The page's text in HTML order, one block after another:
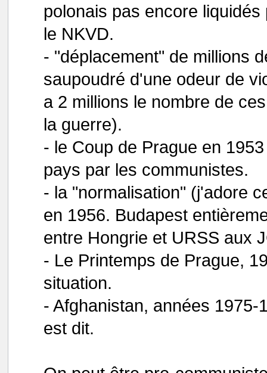
polonais pas encore
le NKVD.
- "déplacement" de millions
saupoudré d'une odeur de
a 2 millions le nombre de
la guerre).
- le Coup de Prague en
pays par les communistes.
- la "normalisation" (j'adore
en 1956. Budapest
entre Hongrie et URSS aux
- Le Printemps de Prague,
situation.
- Afghanistan, années
est dit.